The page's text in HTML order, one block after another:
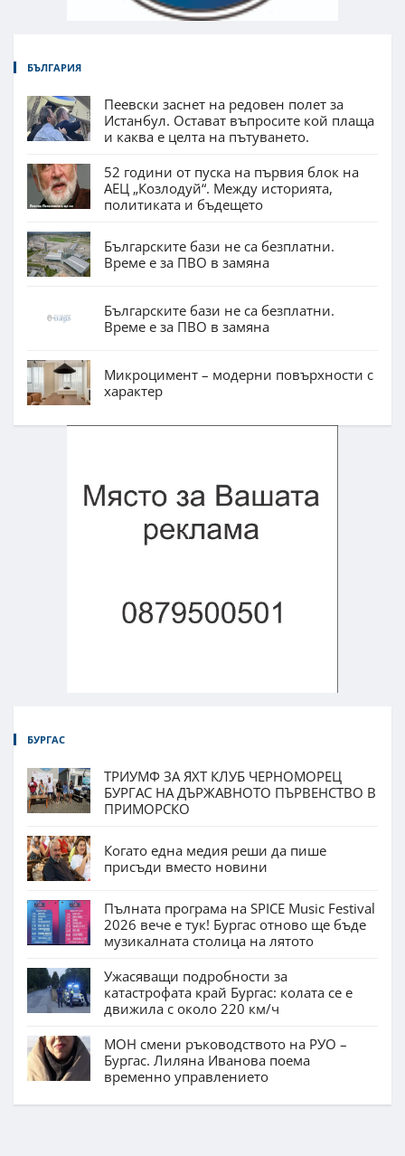
БЪЛГАРИЯ
Пеевски заснет на редовен полет за
Истанбул. Остават въпросите кой плаща
и каква е целта на пътуването.
52 години от пуска на първия блок на
АЕЦ „Козлодуй“. Между историята,
политиката и бъдещето
Българските бази не са безплатни.
Време е за ПВО в замяна
Българските бази не са безплатни.
Време е за ПВО в замяна
Микроцимент – модерни повърхности с
характер
БУРГАС
ТРИУМФ ЗА ЯХТ КЛУБ ЧЕРНОМОРЕЦ
БУРГАС НА ДЪРЖАВНОТО ПЪРВЕНСТВО В
ПРИМОРСКО
Когато една медия реши да пише
присъди вместо новини
Пълната програма на SPICE Music Festival
2026 вече е тук! Бургас отново ще бъде
музикалната столица на лятото
Ужасяващи подробности за
катастрофата край Бургас: колата се е
движила с около 220 км/ч
МОН смени ръководството на РУО –
Бургас. Лиляна Иванова поема
временно управлението